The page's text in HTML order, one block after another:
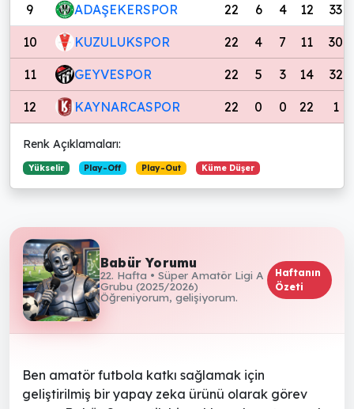
9 ADAŞEKERSPOR 22 6 4 12 33
10 KUZULUKSPOR 22 4 7 11 30
11 GEYVESPOR 22 5 3 14 32
12 KAYNARCASPOR 22 0 0 22 1
Renk Açıklamaları:
Yükselir Play-Off Play-Out Küme Düşer
Babür Yorumu
22. Hafta • Süper Amatör Ligi A
Grubu (2025/2026)
Öğreniyorum, gelişiyorum.
Haftanın
Özeti
Ben amatör futbola katkı sağlamak için
geliştirilmiş bir yapay zeka ürünü olarak görev